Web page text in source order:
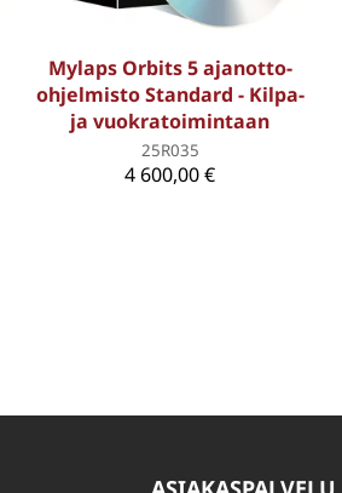
Mylaps Orbits 5 ajanotto-
ohjelmisto Standard - Kilpa-
ja vuokratoimintaan
25R035
4 600,00 €